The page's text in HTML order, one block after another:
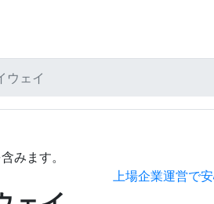
ウェイ
みます。
上場企業運営で